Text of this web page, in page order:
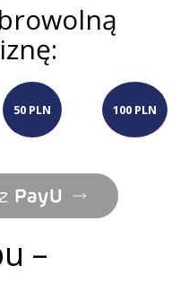
50 PLN 100 PLN
–